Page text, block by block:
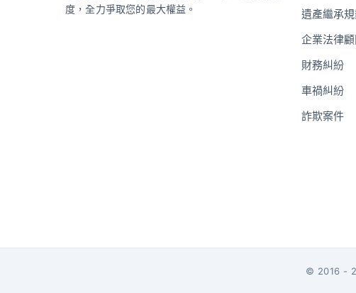
度，全力爭取您的最大權益。
遺產繼承
企業法律
財務糾紛
車禍糾紛
詐欺案件
© 2016 -